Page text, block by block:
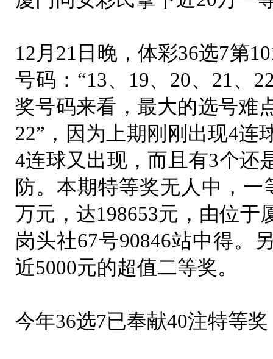
12月21日晚，体彩36选7第
号码：“13、19、20、21、
奖号码来看，最大的选号难
22”，因为上期刚刚出现4连
4连球又出现，而且有3个还
防。本期特等奖无人中，
万元，达198653元，由位于
岗头社67号90846站中得。
近5000元的超值二等奖。
今年36选7已奉献40注特等奖